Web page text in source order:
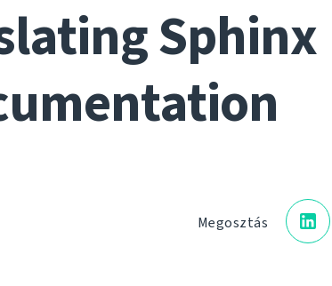
Sphinx
Megosztás